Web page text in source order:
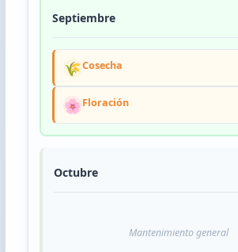
Septiembre
🌾Cosecha
🌸Floración
Octubre
Mantenimiento general